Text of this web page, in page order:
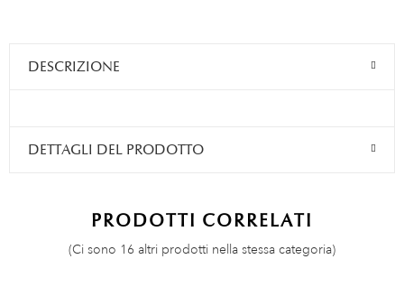
DESCRIZIONE
DETTAGLI DEL PRODOTTO
PRODOTTI CORRELATI
(Ci sono 16 altri prodotti nella stessa categoria)